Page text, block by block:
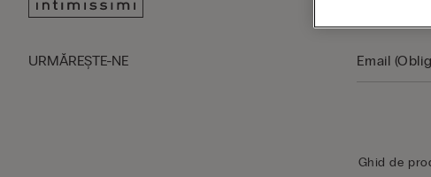
URMĂREŞTE-NE
Ghid de